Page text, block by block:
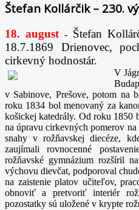
Štefan Kollárčik – 230.
18. august -
Štefan
18.7.1869 Drienovec,
cirkevný hodnostár.
V
v Sabinove, Prešove, potom na
roku 1834 bol menovaný za
košickej katedrály. Od roku 1850
na úpravu cirkevných pomerov
snahy v rožňavskej diecéze,
zaujímali rovnocenné
rožňavské gymnázium rozšíril
výchovu dievčat, podporoval
na zaistenie platov učiteľov,
obnoviť a pretvoriť interiér
pozostatky sú uložené v krypte